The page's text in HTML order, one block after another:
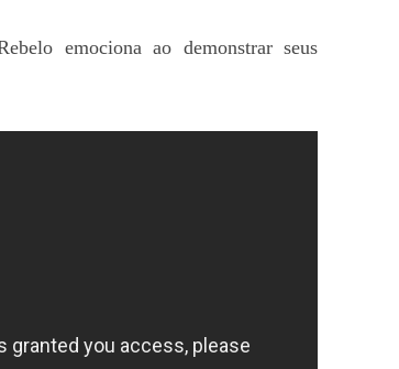
emociona ao demonstrar seus